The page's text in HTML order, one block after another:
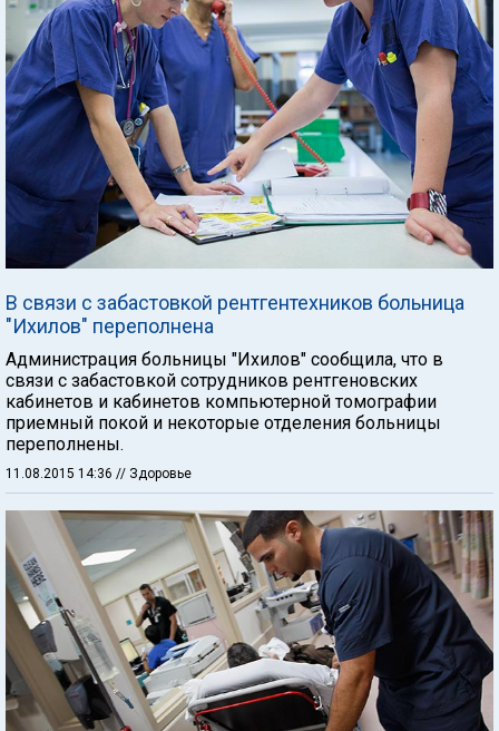
В связи с забастовкой рентгентехников больница
"Ихилов" переполнена
Администрация больницы "Ихилов" сообщила, что в
связи с забастовкой сотрудников рентгеновских
кабинетов и кабинетов компьютерной томографии
приемный покой и некоторые отделения больницы
переполнены.
11.08.2015 14:36 // Здоровье